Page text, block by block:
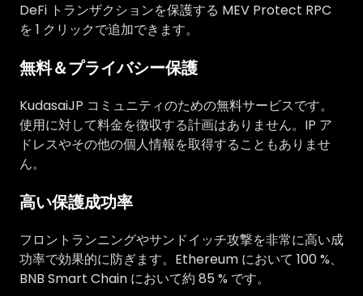
DeFi トランザクションを保護する MEV Protect RPC
を 1 クリックで追加できます。
無料＆プライバシー保護
KudasaiJP コミュニティのための無料サービスです。
使用に対して料金を徴収する計画はありません。IP ア
ドレスやその他の個人情報を取得することもありませ
ん。
高い保護成功率
フロントランニングやサンドイッチ攻撃を非常に高い成
功率で効果的に防ぎます。Ethereum において 100 %、
BNB Smart Chain において約 85 % です。